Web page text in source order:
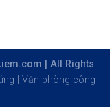
| All Rights
Văn phòng công